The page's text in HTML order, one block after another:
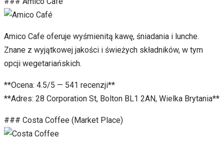
Amico Cafe oferuje wyśmienitą kawę, śniadania i lunche.
Znane z wyjątkowej jakości i świeżych składników, w tym
opcji wegetariańskich.
**Ocena: 4.5/5 — 541 recenzji**
**Adres: 28 Corporation St, Bolton BL1 2AN, Wielka Brytania**
### Costa Coffee (Market Place)